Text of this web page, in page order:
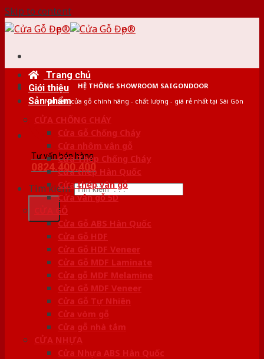
Skip to content
HỆ THỐNG SHOWROOM SAIGONDOOR
Nơi bán cửa gỗ chính hãng - chất lượng - giá rẻ nhất tại Sài Gòn
Tư vấn bán hàng
0824.400.400
Tìm kiếm:
Trang chủ
Giới thiệu
Sản phẩm
CỬA CHỐNG CHÁY
Cửa Gỗ Chống Cháy
Cửa nhôm vân gỗ
Cửa Thép Chống Cháy
Cửa thép Hàn Quốc
Cửa thép vân gỗ
Cửa vân gỗ 5D
CỬA GỖ
Cửa Gỗ ABS Hàn Quốc
Cửa Gỗ HDF
Cửa Gỗ HDF Veneer
Cửa Gỗ MDF Laminate
Cửa gỗ MDF Melamine
Cửa Gỗ MDF Veneer
Cửa Gỗ Tự Nhiên
Cửa vòm gỗ
Cửa gỗ nhà tắm
CỬA NHỰA
Cửa Nhựa ABS Hàn Quốc